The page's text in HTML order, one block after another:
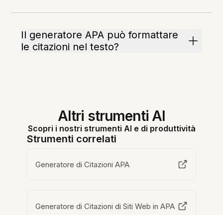
Il generatore APA può formattare
le citazioni nel testo?
Altri strumenti AI
Scopri i nostri strumenti AI e di produttività
Strumenti correlati
Generatore di Citazioni APA
Generatore di Citazioni di Siti Web in APA